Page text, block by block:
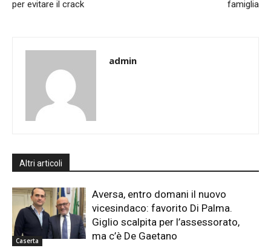
per evitare il crack
famiglia
admin
Altri articoli
Caserta
Aversa, entro domani il nuovo
vicesindaco: favorito Di Palma.
Giglio scalpita per l’assessorato,
ma c’è De Gaetano